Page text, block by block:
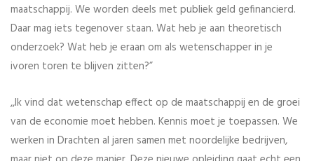
maatschappij. We worden deels met publiek geld gefinancierd.
Daar mag iets tegenover staan. Wat heb je aan theoretisch
onderzoek? Wat heb je eraan om als wetenschapper in je
ivoren toren te blijven zitten?”
,,Ik vind dat wetenschap effect op de maatschappij en de groei
van de economie moet hebben. Kennis moet je toepassen. We
werken in Drachten al jaren samen met noordelijke bedrijven,